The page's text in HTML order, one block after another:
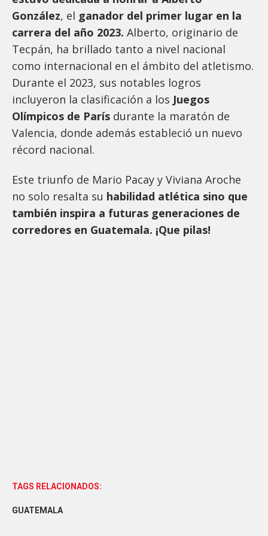
González, el ganador del primer lugar en la
carrera del año 2023. Alberto, originario de
Tecpán, ha brillado tanto a nivel nacional
como internacional en el ámbito del atletismo.
Durante el 2023, sus notables logros
incluyeron la clasificación a los Juegos
Olímpicos de París durante la maratón de
Valencia, donde además estableció un nuevo
récord nacional.
Este triunfo de Mario Pacay y Viviana Aroche
no solo resalta su habilidad atlética sino que
también inspira a futuras generaciones de
corredores en Guatemala. ¡Que pilas!
TAGS RELACIONADOS:
GUATEMALA